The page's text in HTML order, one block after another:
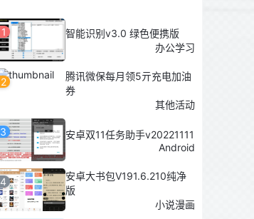
1
智能识别v3.0 绿色便携版
办公学习
2
腾讯微保每月领5亓充电加油
券
其他活动
3
安卓双11任务助手v20221111
Android
4
安卓大书包V191.6.210纯净
版
小说漫画